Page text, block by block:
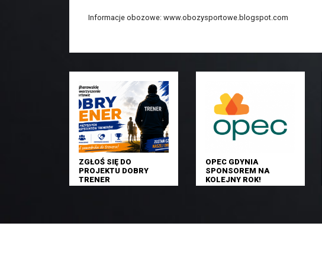
Informacje obozowe: www.obozysportowe.blogspot.com
ZGŁOŚ SIĘ DO
PROJEKTU DOBRY
TRENER
OPEC GDYNIA
SPONSOREM NA
KOLEJNY ROK!